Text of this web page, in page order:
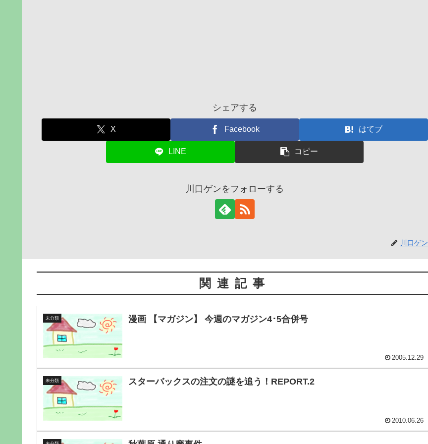
シェアする
X Facebook はてブ
LINE コピー
川口ゲンをフォローする
川口ゲン
関連記事
未分類 漫画 【マガジン】 今週のマガジン4･5合併号
2005.12.29
未分類 スターバックスの注文の謎を追う！REPORT.2
2010.06.26